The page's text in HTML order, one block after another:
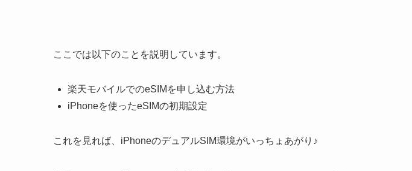
ここでは以下のことを説明しています。
楽天モバイルでのeSIMを申し込む方法
iPhoneを使ったeSIMの初期設定
これを見れば、iPhoneのデュアルSIM環境がいっちょあがり♪